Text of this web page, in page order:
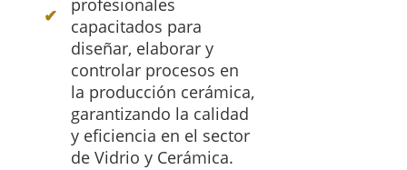
profesionales
capacitados para
diseñar, elaborar y
controlar procesos en
la producción cerámica,
garantizando la calidad
y eficiencia en el sector
de Vidrio y Cerámica.